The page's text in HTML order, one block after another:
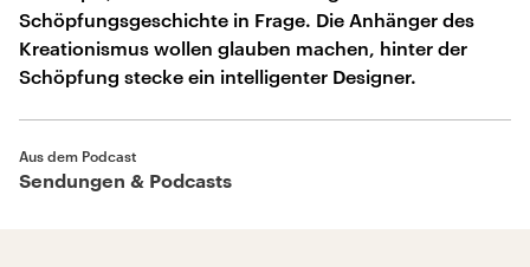
Schöpfungsgeschichte in Frage. Die Anhänger des
Kreationismus wollen glauben machen, hinter der
Schöpfung stecke ein intelligenter Designer.
Aus dem Podcast
Sendungen & Podcasts